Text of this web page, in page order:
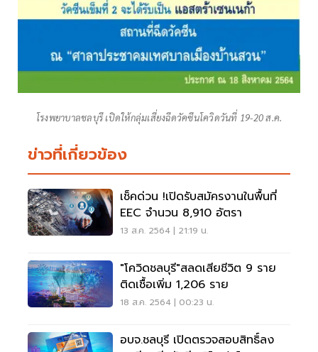
โรงพยาบาลชลบุรี เปิดให้กลุ่มเสี่ยงฉีดวัคซีนโควิดวันที่ 19-20 ส.ค.
ข่าวที่เกี่ยวข้อง
เช็คด่วน !เปิดรับสมัครงานในพื้นที่
EEC จำนวน 8,910 อัตรา
13 ส.ค. 2564 | 21:19 น.
"โควิดชลบุรี"สลดเสียชีวิต 9 ราย
ติดเชื้อเพิ่ม 1,206 ราย
18 ส.ค. 2564 | 00:23 น.
อบจ.ชลบุรี เปิดตรวจสอบสิทธิ์ลง